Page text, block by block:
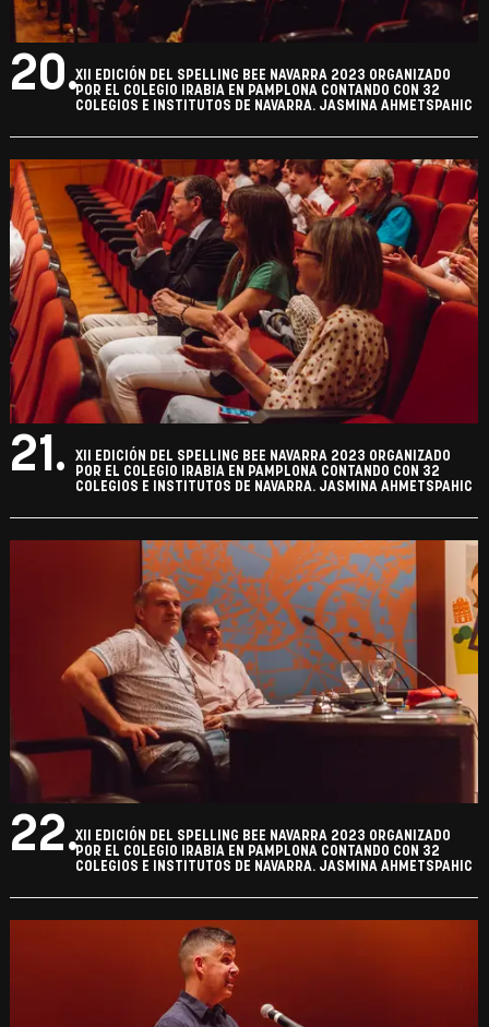
20.XII EDICIÓN DEL SPELLING BEE NAVARRA 2023 ORGANIZADO
POR EL COLEGIO IRABIA EN PAMPLONA CONTANDO CON 32
COLEGIOS E INSTITUTOS DE NAVARRA. JASMINA AHMETSPAHIC
21.
XII EDICIÓN DEL SPELLING BEE NAVARRA 2023 ORGANIZADO
POR EL COLEGIO IRABIA EN PAMPLONA CONTANDO CON 32
COLEGIOS E INSTITUTOS DE NAVARRA. JASMINA AHMETSPAHIC
22.XII EDICIÓN DEL SPELLING BEE NAVARRA 2023 ORGANIZADO
POR EL COLEGIO IRABIA EN PAMPLONA CONTANDO CON 32
COLEGIOS E INSTITUTOS DE NAVARRA. JASMINA AHMETSPAHIC